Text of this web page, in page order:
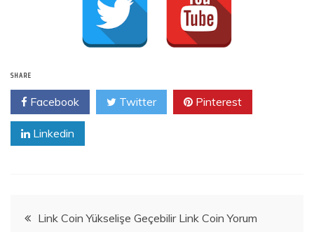
SHARE
Facebook Twitter Pinterest
Linkedin
YazıLink Coin Yükselişe Geçebilir Link Coin Yorum